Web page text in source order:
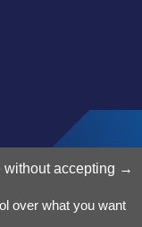
without accepting
over what you want